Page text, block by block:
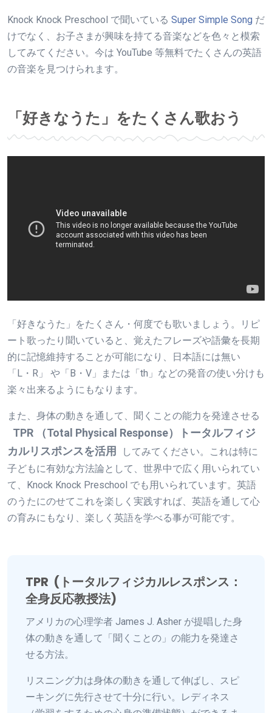
Knock Knock Preschool で聞いている Super Simple Song だ
けでなく、お子さまが興味を持てる音楽などを色々と模索
してみてください。今は YouTube 等無料でたくさんの英語
の音楽を見つけられます。
「好きなうた」をたくさん歌おう
「好きなうた」をたくさん・何度でも歌いましょう。リピ
ート歌ったり聞いていると、覚えたフレーズや語彙を長期
的に記憶維持することが可能になり、日本語には無い
「L・R」 や「B・V」または「th」などの発音の使い分けも
楽々出来るようにもなります。
また、身体の動きを通して、聞くことの能力を発達させる
TPR （Total Physical Response）トータルフィジ
カルリスポンスを活用
してみてください。これは特に
子どもに有効な方法論として、世界中で広く用いられてい
て、Knock Knock Preschool でも用いられています。英語
のうたにのせてこれを楽しく実践すれば、英語を通して心
の育みにもなり、楽しく英語を学べる事が可能です。
TPR (トータルフィジカルレスポンス：
全身反応教授法)
アメリカの心理学者 James J. Asher が提唱した身
体の動きを通して「聞くことの」の能力を発達さ
せる方法。
リスニング力は身体の動きを通して伸ばし、スピ
ーキングに先行させて十分に行い。レディネス